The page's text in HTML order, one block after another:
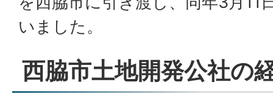
いました。
西脇市土地開発公社の